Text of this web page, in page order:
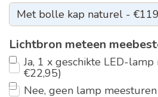
Lichtbron meteen
Ja, 1 x geschikte LED-
€22,95)
Nee, geen lamp meesturen